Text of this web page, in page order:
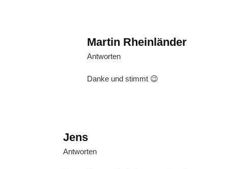
Martin Rheinländer
Antworten
Danke und stimmt 😉
Jens
Antworten